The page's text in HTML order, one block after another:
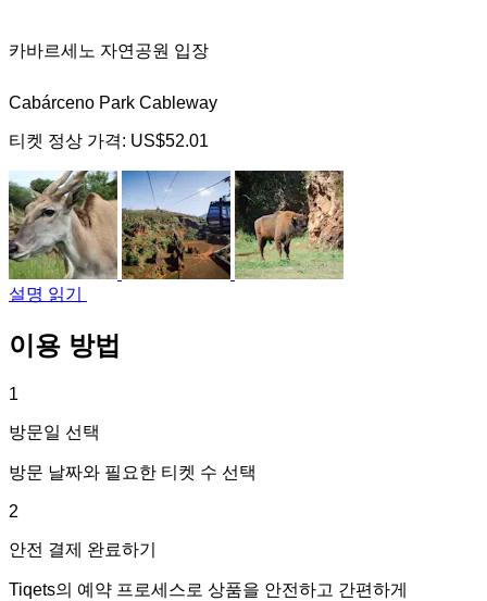
카바르세노 자연공원 입장
Cabárceno Park Cableway
티켓 정상 가격: US$52.01
설명 읽기
이용 방법
1
방문일 선택
방문 날짜와 필요한 티켓 수 선택
2
안전 결제 완료하기
Tiqets의 예약 프로세스로 상품을 안전하고 간편하게